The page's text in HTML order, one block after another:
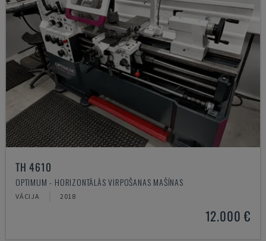
TH 4610
OPTIMUM - HORIZONTĀLĀS VIRPOŠANAS MAŠĪNAS
VĀCIJA 2018
12.000 €